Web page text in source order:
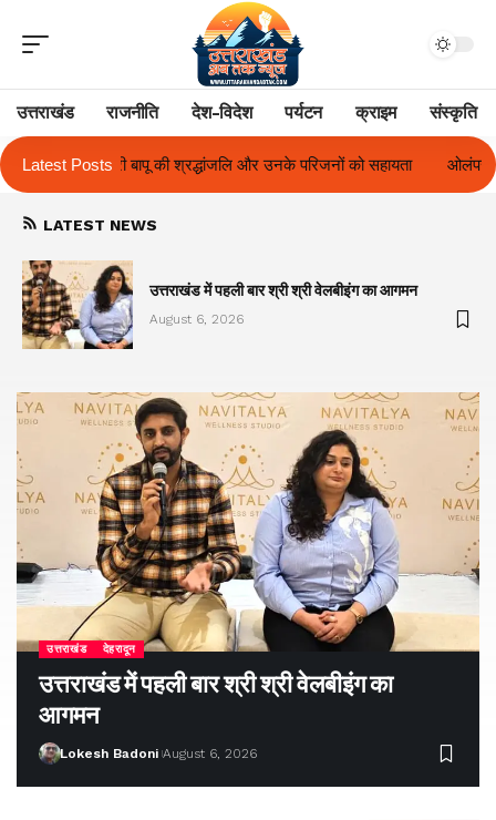
उत्तराखंड राजनीति देश-विदेश पर्यटन क्राइम संस्कृति
Latest Posts
परिजनों को सहायता ओलंपस हाई के इंटर-हाउस फुटबॉल टूर्नामेंट में रिग हाउस
LATEST NEWS
उत्तराखंड में पहली बार श्री श्री वेलबीइंग का आगमन
August 6, 2026
उत्तराखंड देहरादून
उत्तराखंड में पहली बार श्री श्री वेलबीइंग का
आगमन
Lokesh Badoni August 6, 2026